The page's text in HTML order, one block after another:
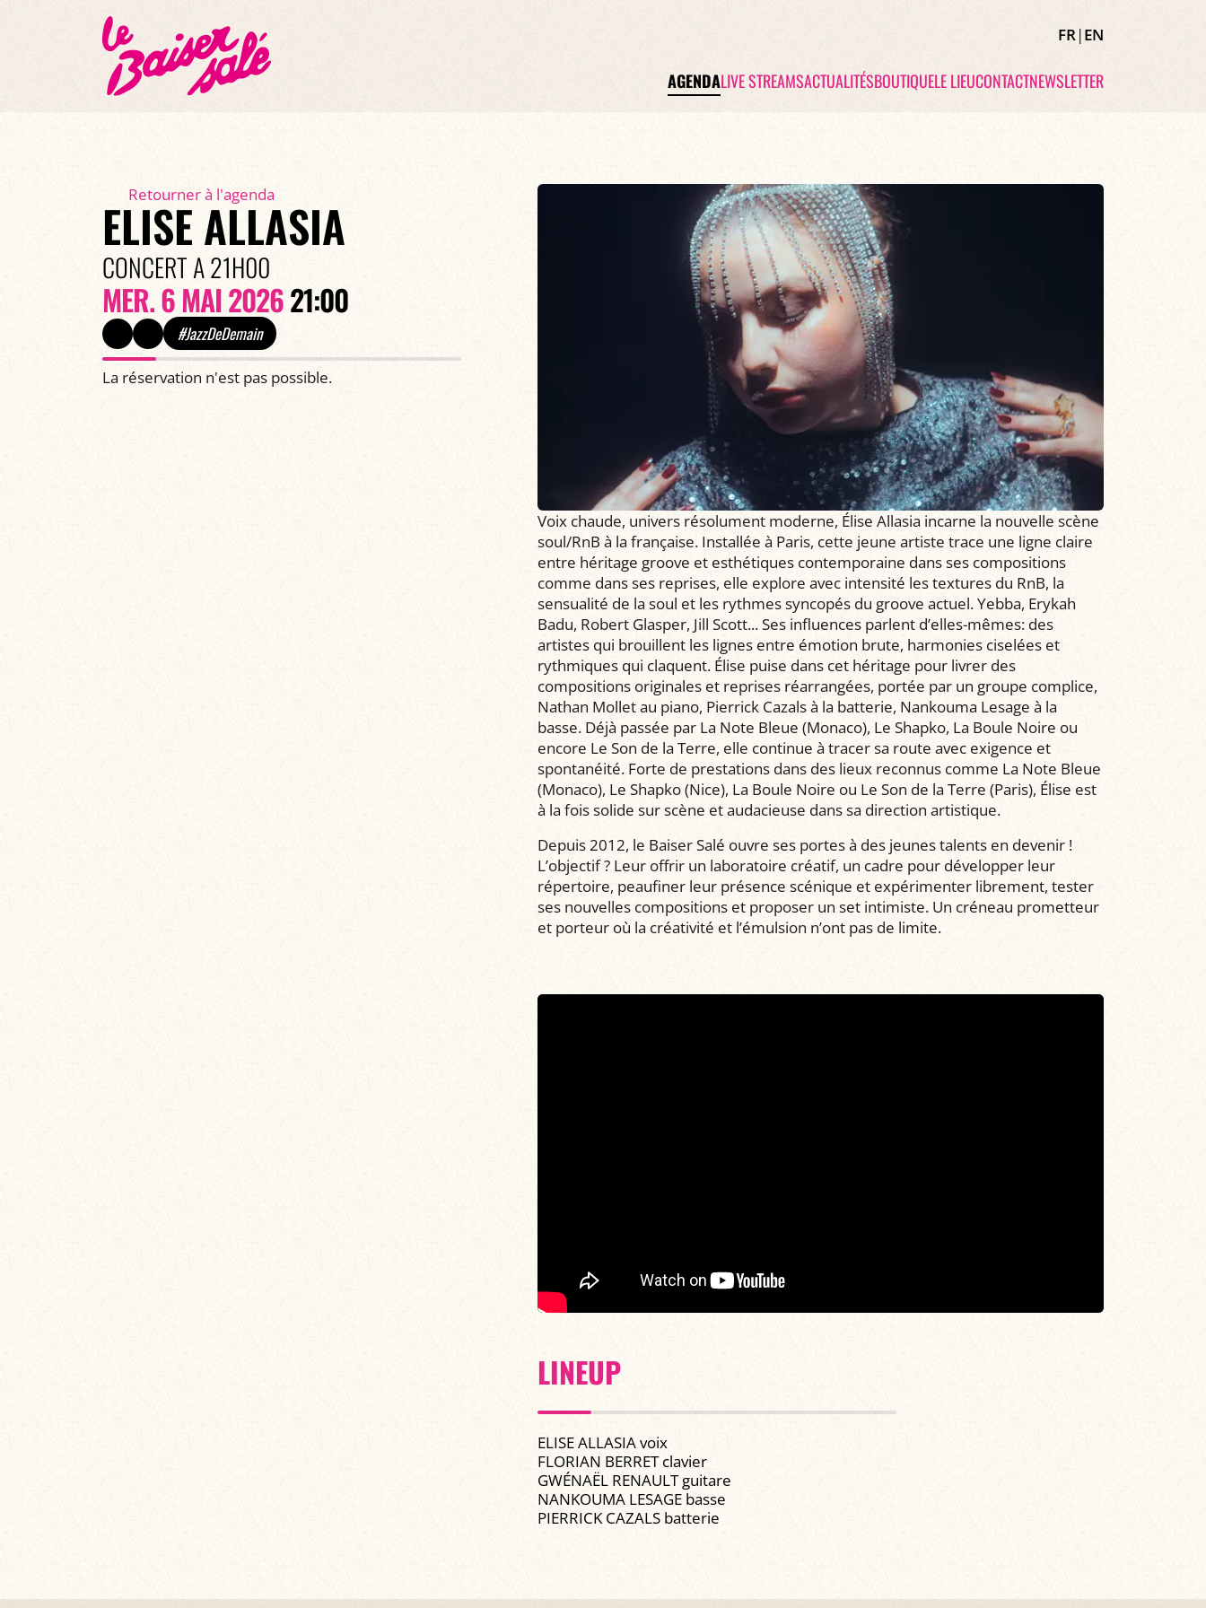
FR|EN
AGENDALIVE STREAMSACTUALITÉSBOUTIQUELE LIEUCONTACTNEWSLETTER
Retourner à l'agenda
ELISE ALLASIA
CONCERT A 21H00
MER. 6 MAI 202621:00
#JazzDeDemain
La réservation n'est pas possible.
Voix chaude, univers résolument moderne, Élise Allasia incarne la nouvelle scène
soul/RnB à la française. Installée à Paris, cette jeune artiste trace une ligne claire
entre héritage groove et esthétiques contemporaine dans ses compositions
comme dans ses reprises, elle explore avec intensité les textures du RnB, la
sensualité de la soul et les rythmes syncopés du groove actuel. Yebba, Erykah
Badu, Robert Glasper, Jill Scott... Ses influences parlent d’elles-mêmes: des
artistes qui brouillent les lignes entre émotion brute, harmonies ciselées et
rythmiques qui claquent. Élise puise dans cet héritage pour livrer des
compositions originales et reprises réarrangées, portée par un groupe complice,
Nathan Mollet au piano, Pierrick Cazals à la batterie, Nankouma Lesage à la
basse. Déjà passée par La Note Bleue (Monaco), Le Shapko, La Boule Noire ou
encore Le Son de la Terre, elle continue à tracer sa route avec exigence et
spontanéité. Forte de prestations dans des lieux reconnus comme La Note Bleue
(Monaco), Le Shapko (Nice), La Boule Noire ou Le Son de la Terre (Paris), Élise est
à la fois solide sur scène et audacieuse dans sa direction artistique.
Depuis 2012, le Baiser Salé ouvre ses portes à des jeunes talents en devenir !
L’objectif ? Leur offrir un laboratoire créatif, un cadre pour développer leur
répertoire, peaufiner leur présence scénique et expérimenter librement, tester
ses nouvelles compositions et proposer un set intimiste. Un créneau prometteur
et porteur où la créativité et l’émulsion n’ont pas de limite.
LINEUP
ELISE ALLASIA voix
FLORIAN BERRET clavier
GWÉNAËL RENAULT guitare
NANKOUMA LESAGE basse
PIERRICK CAZALS batterie